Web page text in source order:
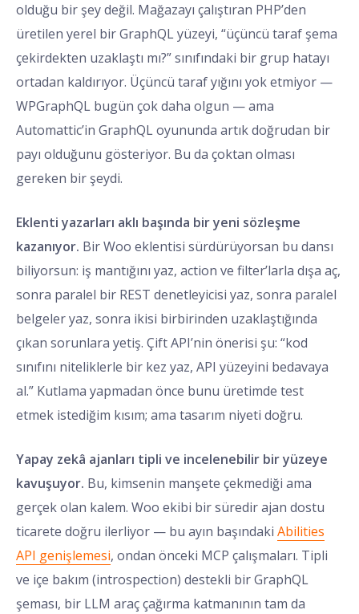
olduğu bir şey değil. Mağazayı çalıştıran PHP’den
üretilen yerel bir GraphQL yüzeyi, “üçüncü taraf şema
çekirdekten uzaklaştı mı?” sınıfındaki bir grup hatayı
ortadan kaldırıyor. Üçüncü taraf yığını yok etmiyor —
WPGraphQL bugün çok daha olgun — ama
Automattic’in GraphQL oyununda artık doğrudan bir
payı olduğunu gösteriyor. Bu da çoktan olması
gereken bir şeydi.
Eklenti yazarları aklı başında bir yeni sözleşme
kazanıyor. Bir Woo eklentisi sürdürüyorsan bu dansı
biliyorsun: iş mantığını yaz, action ve filter’larla dışa aç,
sonra paralel bir REST denetleyicisi yaz, sonra paralel
belgeler yaz, sonra ikisi birbirinden uzaklaştığında
çıkan sorunlara yetiş. Çift API’nin önerisi şu: “kod
sınıfını niteliklerle bir kez yaz, API yüzeyini bedavaya
al.” Kutlama yapmadan önce bunu üretimde test
etmek istediğim kısım; ama tasarım niyeti doğru.
Yapay zekâ ajanları tipli ve incelenebilir bir yüzeye
kavuşuyor. Bu, kimsenin manşete çekmediği ama
gerçek olan kalem. Woo ekibi bir süredir ajan dostu
ticarete doğru ilerliyor — bu ayın başındaki Abilities
API genişlemesi, ondan önceki MCP çalışmaları. Tipli
ve içe bakım (introspection) destekli bir GraphQL
şeması, bir LLM araç çağırma katmanının tam da